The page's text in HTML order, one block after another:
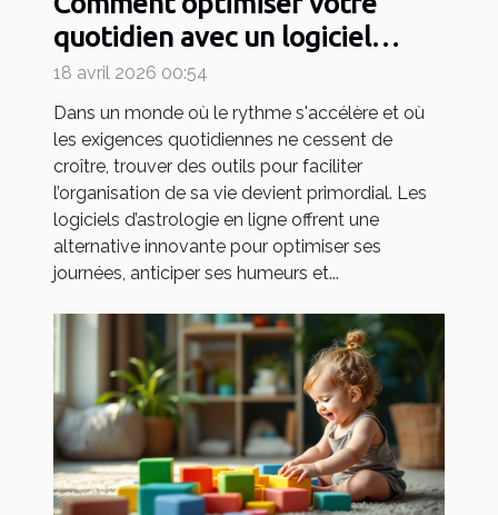
quotidien avec un logiciel
d'astrologie en ligne ?
18 avril 2026 00:54
Dans un monde où le rythme s'accélère et où
les exigences quotidiennes ne cessent de
croître, trouver des outils pour faciliter
l’organisation de sa vie devient primordial. Les
logiciels d’astrologie en ligne offrent une
alternative innovante pour optimiser ses
journées, anticiper ses humeurs et...